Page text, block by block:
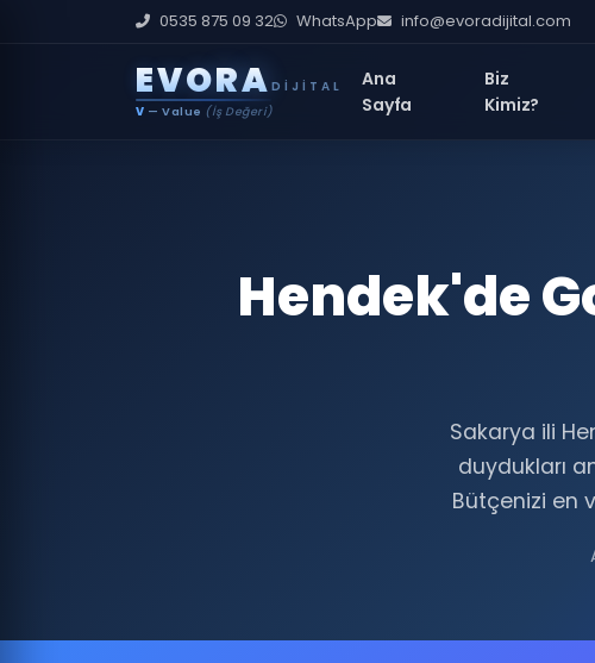
0535 875 09 32 WhatsApp info@evoradijital.com
EVORA DIJITAL
V — Value (İş Değeri)
Ana
Sayfa
Biz
Kimiz?
Hendek'de
Sakarya ili
duydukları
Bütçenizi en